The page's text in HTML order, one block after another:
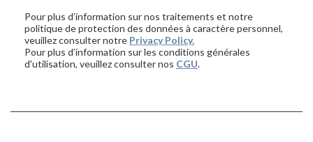
Pour plus d’information sur nos traitements et notre
politique de protection des données à caractère personnel,
veuillez consulter notre Privacy Policy.
Pour plus d’information sur les conditions générales
d'utilisation, veuillez consulter nos CGU.